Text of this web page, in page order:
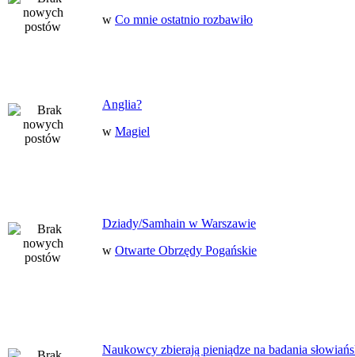
w Co mnie ostatnio rozbawiło
Anglia?
w Magiel
Dziady/Samhain w Warszawie
w Otwarte Obrzędy Pogańskie
Naukowcy zbierają pieniądze na badania